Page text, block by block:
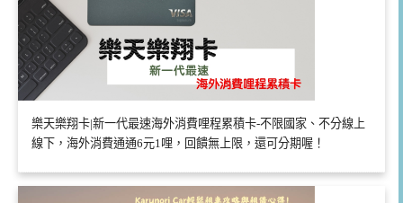
樂天樂翔卡|新一代最速海外消費哩程累積卡-不限國家、不分線上
線下，海外消費通通6元1哩，回饋無上限，還可分期喔！